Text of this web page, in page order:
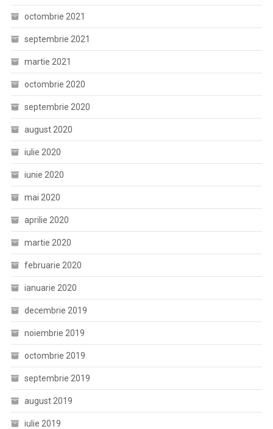
octombrie 2021
septembrie 2021
martie 2021
octombrie 2020
septembrie 2020
august 2020
iulie 2020
iunie 2020
mai 2020
aprilie 2020
martie 2020
februarie 2020
ianuarie 2020
decembrie 2019
noiembrie 2019
octombrie 2019
septembrie 2019
august 2019
iulie 2019